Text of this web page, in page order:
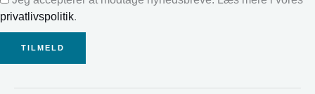
privatlivspolitik.
TILMELD